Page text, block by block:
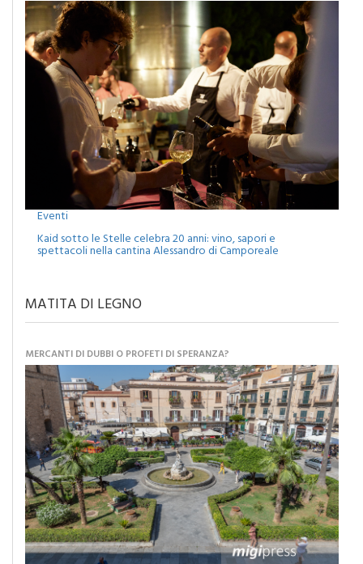
Kaid sotto le Stelle celebra 20 anni: vino, sapori e
spettacoli nella cantina Alessandro di Camporeale
Caro Sindaco: “Adesso pensiamo al futuro